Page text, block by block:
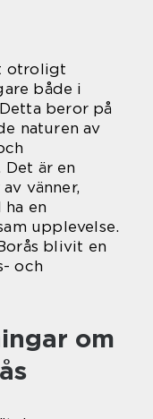
otroligt
både i
beror på
naturen av
är en
vänner,
en
upplevelse.
blivit en
och
om